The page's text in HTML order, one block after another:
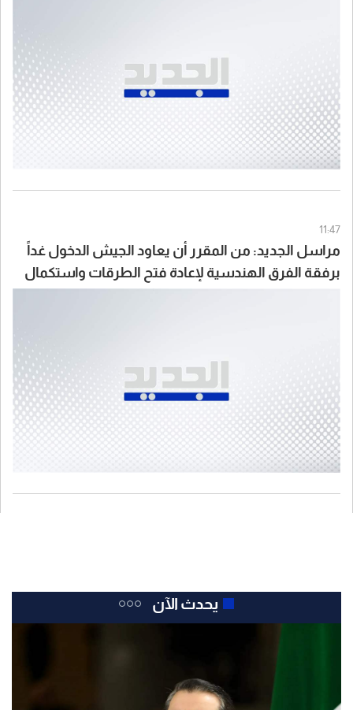
11:47
مراسل الجديد: من المقرر أن يعاود الجيش الدخول غداً
برفقة الفرق الهندسية لإعادة فتح الطرقات واستكمال
يحدث الآن